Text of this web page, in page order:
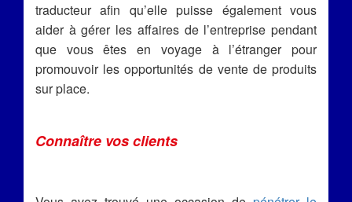
traducteur afin qu’elle puisse également vous
aider à gérer les affaires de l’entreprise pendant
que vous êtes en voyage à l’étranger pour
promouvoir les opportunités de vente de produits
sur place.
Connaître vos clients